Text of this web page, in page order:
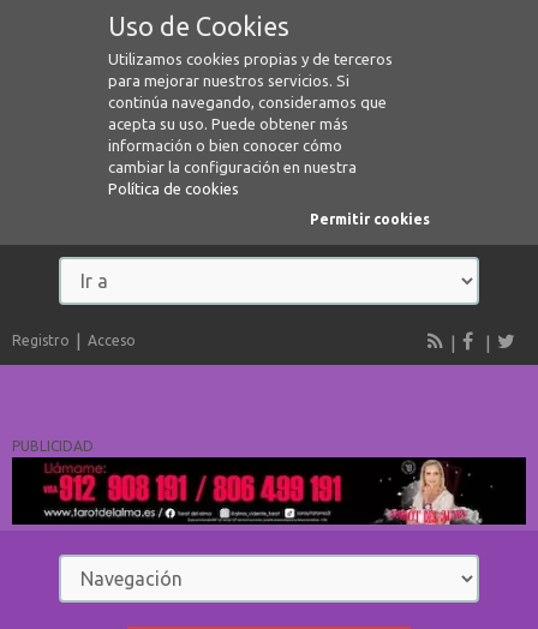
Uso de Cookies
Utilizamos cookies propias y de terceros
para mejorar nuestros servicios. Si
continúa navegando, consideramos que
acepta su uso. Puede obtener más
información o bien conocer cómo
cambiar la configuración en nuestra
Política de cookies
Permitir cookies
Registro Acceso
PUBLICIDAD